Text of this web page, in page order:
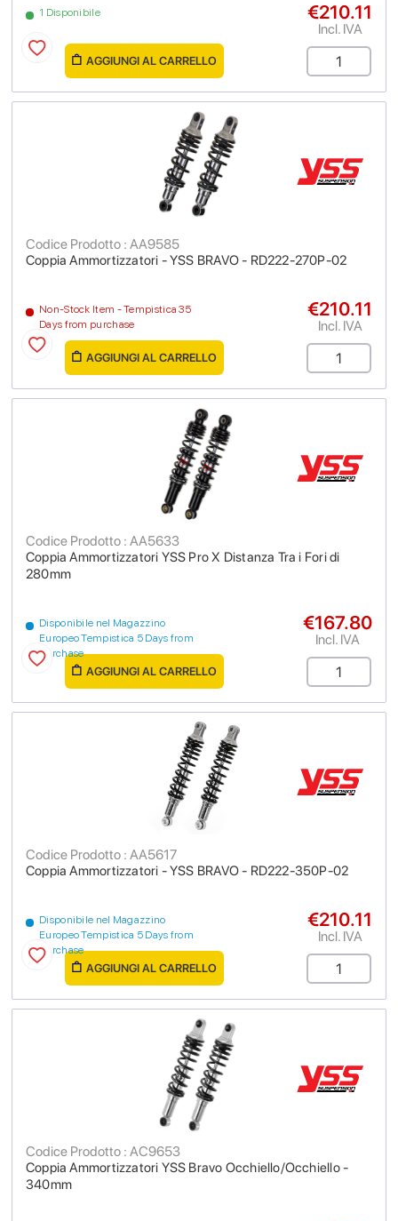
1 Disponibile €210.11
Incl. IVA
AGGIUNGI AL CARRELLO
Coppia Ammortizzatori - YSS BRAVO - RD222-270P-02
Codice Prodotto : AA9585
Non-Stock Item - Tempistica 35
Days from purchase
€210.11
Incl. IVA
AGGIUNGI AL CARRELLO
Coppia Ammortizzatori YSS Pro X Distanza Tra i Fori di
280mm
Codice Prodotto : AA5633
Disponibile nel Magazzino
Europeo Tempistica 5 Days from
purchase
€167.80
Incl. IVA
AGGIUNGI AL CARRELLO
Coppia Ammortizzatori - YSS BRAVO - RD222-350P-02
Codice Prodotto : AA5617
Disponibile nel Magazzino
Europeo Tempistica 5 Days from
purchase
€210.11
Incl. IVA
AGGIUNGI AL CARRELLO
Coppia Ammortizzatori YSS Bravo Occhiello/Occhiello -
340mm
Codice Prodotto : AC9653